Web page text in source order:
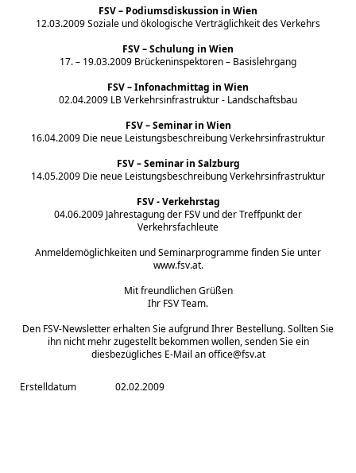
FSV– Podiumsdiskussion in Wien
12.03.2009 Soziale und ökologische Verträglichkeit des Verkehrs
FSV– Schulung in Wien
17. – 19.03.2009 Brückeninspektoren – Basislehrgang
FSV– Infonachmittag in Wien
02.04.2009 LB Verkehrsinfrastruktur - Landschaftsbau
FSV– Seminar in Wien
16.04.2009 Die neue Leistungsbeschreibung Verkehrsinfrastruktur
FSV– Seminar in Salzburg
14.05.2009 Die neue Leistungsbeschreibung Verkehrsinfrastruktur
FSV- Verkehrstag
04.06.2009 Jahrestagung der FSV und der Treffpunkt der
Verkehrsfachleute
Anmeldemöglichkeiten und Seminarprogramme finden Sie unter
www.fsv.at.
Mit freundlichen Grüßen
Ihr FSVTeam.
Den FSV-Newsletter erhalten Sie aufgrund Ihrer Bestellung. Sollten Sie
ihn nicht mehr zugestellt bekommen wollen, senden Sie ein
diesbezügliches E-Mail an office@fsv.at
Erstelldatum 02.02.2009